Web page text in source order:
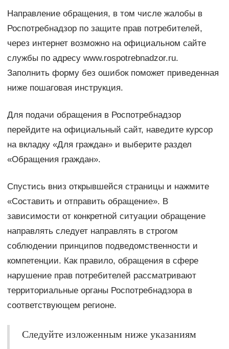
Направление обращения, в том числе жалобы в
Роспотребнадзор по защите прав потребителей,
через интернет возможно на официальном сайте
службы по адресу www.rospotrebnadzor.ru.
Заполнить форму без ошибок поможет приведенная
ниже пошаговая инструкция.
Для подачи обращения в Роспотребнадзор
перейдите на официальный сайт, наведите курсор
на вкладку «Для граждан» и выберите раздел
«Обращения граждан».
Спустись вниз открывшейся страницы и нажмите
«Составить и отправить обращение». В
зависимости от конкретной ситуации обращение
направлять следует направлять в строгом
соблюдении принципов подведомственности и
компетенции. Как правило, обращения в сфере
нарушение прав потребителей рассматривают
территориальные органы Роспотребнадзора в
соответствующем регионе.
Следуйте изложенным ниже указаниям